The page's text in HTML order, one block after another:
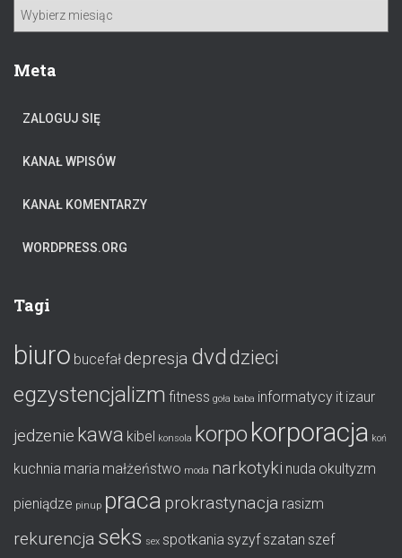
H
tMeta
ZALOGUJ SIĘ
KANAŁ WPISÓW
KANAŁ KOMENTARZY
WORDPRESS.ORG
Tagi
biuro bucefał depresja dvddzieci
egzystencjalizm fitness goła baba informatycy it izaur
jedzenie kawa kibel konsola korpo korporacja koń
kuchnia maria małżeństwo moda narkotyki nuda okultyzm
pieniądze pinup praca prokrastynacja rasizm
rekurencja seks sex spotkania syzyf szatan szef